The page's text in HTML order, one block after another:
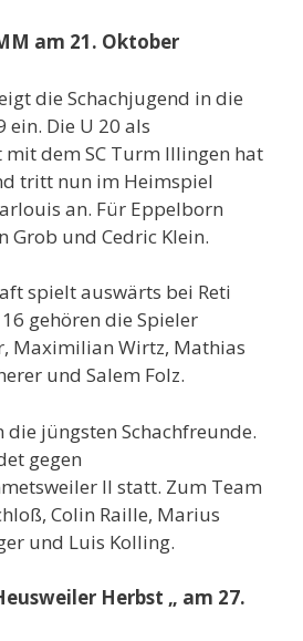
am 21. Oktober
die Schachjugend in die
ein. Die U 20 als
dem SC Turm Illingen hat
tritt nun im Heimspiel
an. Für Eppelborn
Grob und Cedric Klein.
spielt auswärts bei Reti
gehören die Spieler
Maximilian Wirtz, Mathias
und Salem Folz.
die jüngsten Schachfreunde.
gegen
II statt. Zum Team
Colin Raille, Marius
und Luis Kolling.
Herbst „ am 27.